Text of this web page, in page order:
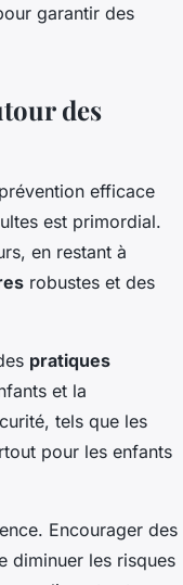
garantir des
des
efficace
est primordial.
en restant à
robustes et des
pratiques
et la
tels que les
pour les enfants
Encourager des
diminuer les risques